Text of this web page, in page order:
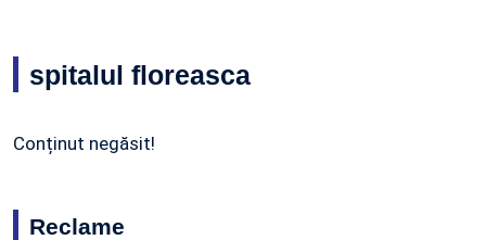
spitalul floreasca
Conținut negăsit!
Reclame